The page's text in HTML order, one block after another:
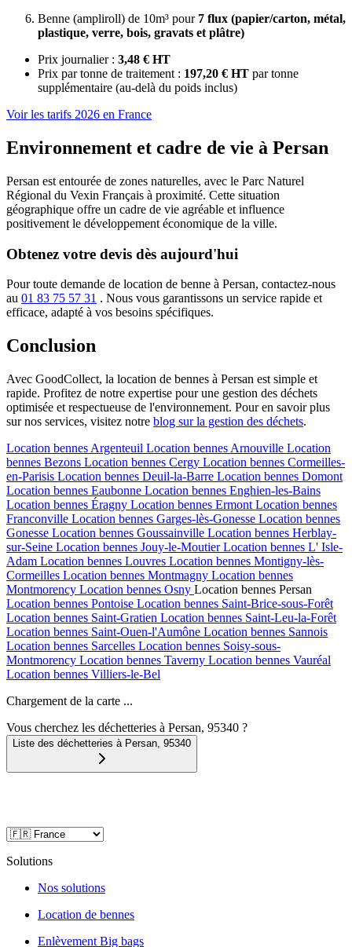
Benne (ampliroll) de 10m³ pour 7 flux (papier/carton, métal,
plastique, verre, bois, gravats et plâtre)
Prix journalier : 3,48 € HT
Prix par tonne de traitement : 197,20 € HT par tonne
supplémentaire (au-delà du poids inclus)
Voir les tarifs 2026 en France
Environnement et cadre de vie à Persan
Persan est entourée de zones naturelles, avec le Parc Naturel
Régional du Vexin Français à proximité. Cette situation
géographique offre un cadre de vie agréable et influence
positivement le développement économique de la ville.
Obtenez votre devis dès aujourd'hui
Pour toute demande de location de benne à Persan, contactez-nous
au 01 83 75 57 31 . Nous vous garantissons un service rapide et
efficace, adapté à vos besoins spécifiques.
Conclusion
Avec GoodCollect, la location de bennes à Persan est simple et
rapide. Profitez de notre expertise pour une gestion des déchets
optimisée et respectueuse de l'environnement. Pour en savoir plus
sur nos services, visitez notre blog sur la gestion des déchets.
Location bennes Argenteuil Location bennes Arnouville Location
bennes Bezons Location bennes Cergy Location bennes Cormeilles-
en-Parisis Location bennes Deuil-la-Barre Location bennes Domont
Location bennes Eaubonne Location bennes Enghien-les-Bains
Location bennes Éragny Location bennes Ermont Location bennes
Franconville Location bennes Garges-lès-Gonesse Location bennes
Gonesse Location bennes Goussainville Location bennes Herblay-
sur-Seine Location bennes Jouy-le-Moutier Location bennes L' Isle-
Adam Location bennes Louvres Location bennes Montigny-lès-
Cormeilles Location bennes Montmagny Location bennes
Montmorency Location bennes Osny Location bennes Persan
Location bennes Pontoise Location bennes Saint-Brice-sous-Forêt
Location bennes Saint-Gratien Location bennes Saint-Leu-la-Forêt
Location bennes Saint-Ouen-l'Aumône Location bennes Sannois
Location bennes Sarcelles Location bennes Soisy-sous-
Montmorency Location bennes Taverny Location bennes Vauréal
Location bennes Villiers-le-Bel
Chargement de la carte ...
Vous cherchez les déchetteries à Persan, 95340 ?
Liste des déchetteries à Persan, 95340
Solutions
Nos solutions
Location de bennes
Enlèvement Big bags